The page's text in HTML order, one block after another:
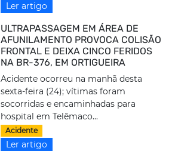
Ler artigo
ULTRAPASSAGEM EM ÁREA DE
AFUNILAMENTO PROVOCA COLISÃO
FRONTAL E DEIXA CINCO FERIDOS
NA BR-376, EM ORTIGUEIRA
Acidente ocorreu na manhã desta
sexta-feira (24); vítimas foram
socorridas e encaminhadas para
hospital em Telêmaco...
Acidente
Ler artigo